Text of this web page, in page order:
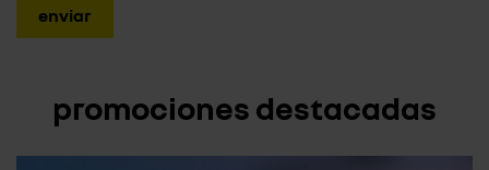
promociones destacadas